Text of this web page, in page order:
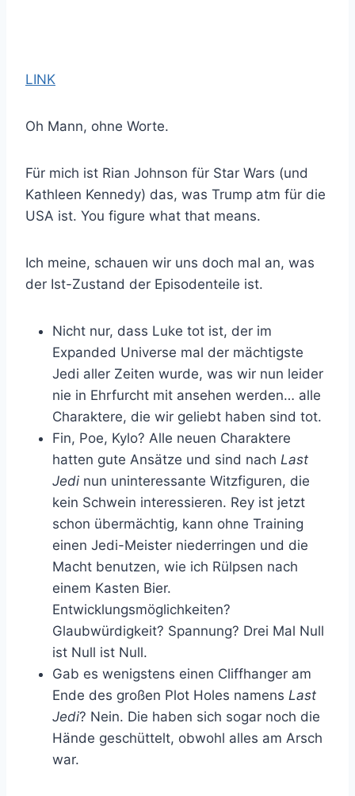
LINK
Oh Mann, ohne Worte.
Für mich ist Rian Johnson für Star Wars (und
Kathleen Kennedy) das, was Trump atm für die
USA ist. You figure what that means.
Ich meine, schauen wir uns doch mal an, was
der Ist-Zustand der Episodenteile ist.
Nicht nur, dass Luke tot ist, der im
Expanded Universe mal der mächtigste
Jedi aller Zeiten wurde, was wir nun leider
nie in Ehrfurcht mit ansehen werden… alle
Charaktere, die wir geliebt haben sind tot.
Fin, Poe, Kylo? Alle neuen Charaktere
hatten gute Ansätze und sind nach Last
Jedi nun uninteressante Witzfiguren, die
kein Schwein interessieren. Rey ist jetzt
schon übermächtig, kann ohne Training
einen Jedi-Meister niederringen und die
Macht benutzen, wie ich Rülpsen nach
einem Kasten Bier.
Entwicklungsmöglichkeiten?
Glaubwürdigkeit? Spannung? Drei Mal Null
ist Null ist Null.
Gab es wenigstens einen Cliffhanger am
Ende des großen Plot Holes namens Last
Jedi? Nein. Die haben sich sogar noch die
Hände geschüttelt, obwohl alles am Arsch
war.